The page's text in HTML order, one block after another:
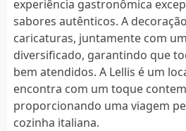
experiência gastronômica
sabores autênticos. A
caricaturas, juntamente com
diversificado, garantindo que
bem atendidos. A Lellis é um
encontra com um toque
proporcionando uma viagem
cozinha italiana.